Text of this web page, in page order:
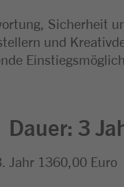
Sicherheit
und
Dauer: 3
Jahr 1360,00 Euro